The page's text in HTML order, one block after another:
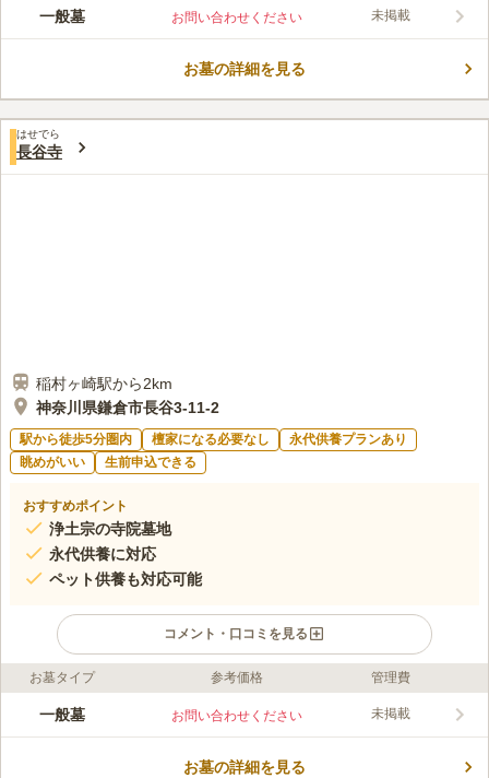
湘南海岸の近くに位置しており、視界に飛び込む鮮やかな湘南の
好で、お墓特有のジメジメとした雰囲気はなく快適に過ごせま
口コミ評価
この霊園はまだ誰からも評価されていません。
一般墓 お問い合わせください 未掲載
お墓の詳細を見る
はせでら
長谷寺
稲村ヶ崎駅から2km
神奈川県鎌倉市長谷3-11-2
駅から徒歩5分圏内 檀家になる必要なし
永代供養プランあり
眺めがいい
生前申込できる
おすすめポイント
浄土宗の寺院墓地
永代供養に対応
ペット供養も対応可能
コメント・口コミを見る
ライフドット編集部のコメント
永禄年中に創建されたとされる古刹です。 火葬から納骨、そし
継承者が居ない方でも、安心して眠ることができます。 また、
お墓タイプ 参考価格 管理費
一般墓 お問い合わせください 未掲載
お墓の詳細を見る